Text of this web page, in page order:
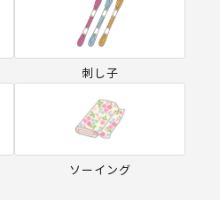
刺し子
ソーイング